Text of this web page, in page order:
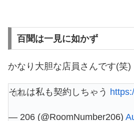
百聞は一見に如かず
かなり大胆な店員さんです(笑)
それは私も契約しちゃう
— 206 (@RoomNumber206)